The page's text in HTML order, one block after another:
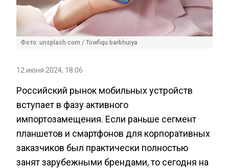
Фото: unsplash.com / Towfiqu barbhuiya
12 июня 2024, 18:06
Российский рынок мобильных устройств
вступает в фазу активного
импортозамещения. Если раньше сегмент
планшетов и смартфонов для корпоративных
заказчиков был практически полностью
занят зарубежными брендами, то сегодня на